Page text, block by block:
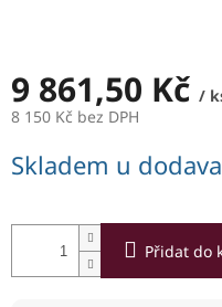
9 861,50 Kč /
8 150 Kč bez DPH
cena:
Skladem u
Přidat do